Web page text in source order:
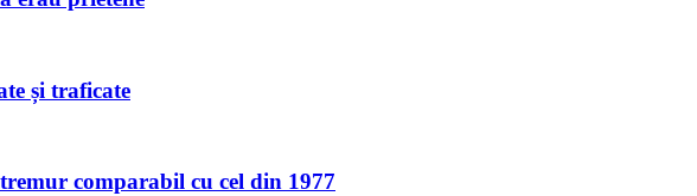
și traficate
comparabil cu cel din 1977